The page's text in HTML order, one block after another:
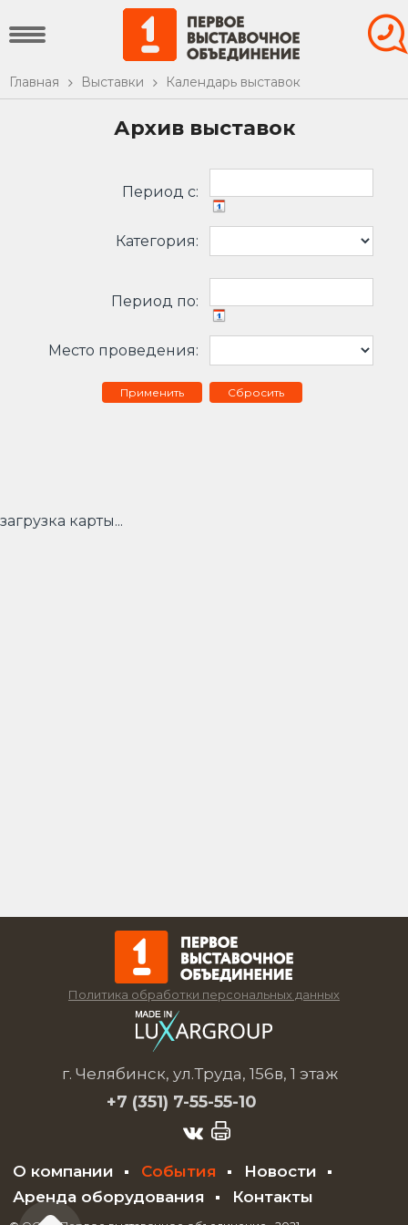
Главная Выставки Календарь выставок
Архив выставок
Период c:
Категория:
Период по:
Место проведения:
Сбросить
загрузка карты...
Политика обработки персональных данных
г. Челябинск, ул.Труда, 156в, 1 этаж
+7 (351) 7-55-55-10
О компании События
Новости
Аренда оборудования
Контакты